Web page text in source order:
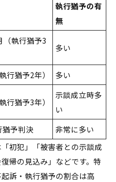
執行猶予の有
無
（執行猶予3
多い
行猶予2年）
多い
行猶予3年）
示談成立時多
い
猶予判決
非常に多い
初犯」「被害者との示談成
帰の見込み」などです。特
訴・執行猶予の割合は高